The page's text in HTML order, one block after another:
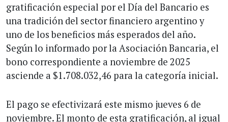
gratificación especial por el Día del Bancario es
una tradición del sector financiero argentino y
uno de los beneficios más esperados del año.
Según lo informado por la Asociación Bancaria, el
bono correspondiente a noviembre de 2025
asciende a $1.708.032,46 para la categoría inicial.
El pago se efectivizará este mismo jueves 6 de
noviembre. El monto de esta gratificación, al igual